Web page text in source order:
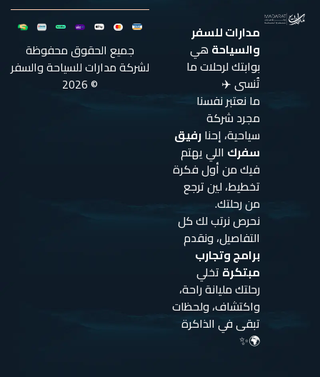
مدارات للسفر
والسياحة هي
بوابتك لرحلات ما
تُنسى ✈️
ما نعتبر نفسنا
مجرد شركة
سياحية، إحنارفيق
سفرك اللي يهتم
فيك من أول فكرة
تخطيط، لين ترجع
من رحلتك.
نحرص نرتب لك كل
التفاصيل، ونقدم
برامج وتجارب
مبتكرة تخلي
رحلتك مليانة راحة،
واكتشاف، ولحظات
تبقى في الذاكرة
🌍✨
جميع الحقوق محفوظة
لشركة مدارات للسياحة والسفر
© 2026